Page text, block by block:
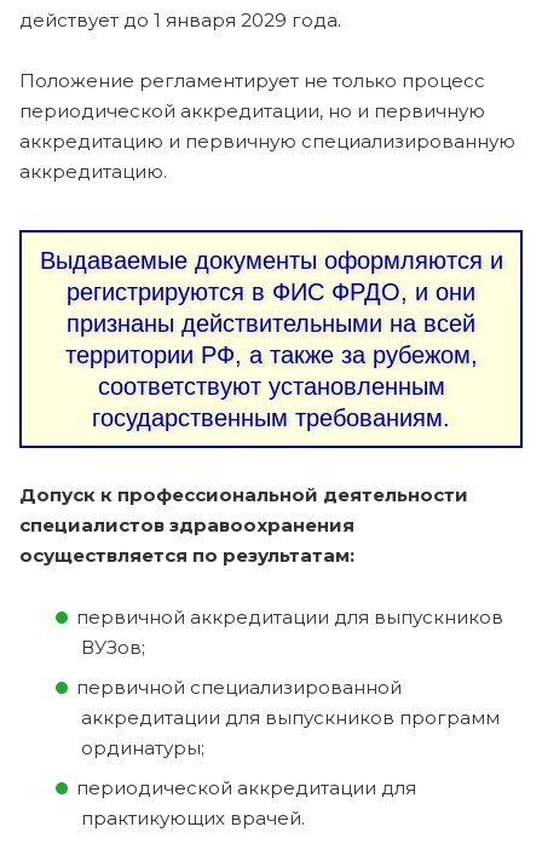
действует до 1 января 2029 года.
Положение регламентирует не только процесс
периодической аккредитации, но и первичную
аккредитацию и первичную специализированную
аккредитацию.
Выдаваемые документы оформляются и
регистрируются в ФИС ФРДО, и они
признаны действительными на всей
территории РФ, а также за рубежом,
соответствуют установленным
государственным требованиям.
Допуск к профессиональной деятельности
специалистов здравоохранения
осуществляется по результатам:
первичной аккредитации для выпускников
ВУЗов;
первичной специализированной
аккредитации для выпускников программ
ординатуры;
периодической аккредитации для
практикующих врачей.